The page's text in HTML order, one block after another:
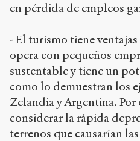
en pérdida de empleos
- El turismo tiene
opera con pequeños
sustentable y tiene un
como lo demuestran los
Zelandia y Argentina.
considerar la rápida
terrenos que causarían